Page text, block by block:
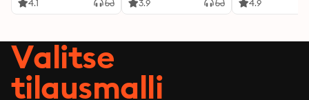
4.1 3.9 4.9
Valitse
tilausmalli